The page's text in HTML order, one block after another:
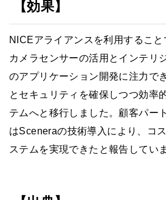
【効果】
NICEアライアンスを利用するこ
カメラセンサーの活用とインテリ
のアプリケーション開発に注力で
とセキュリティを確保しつつ効率
テムへと移行しました。顧客パー
はSceneraの技術導入により、コ
ステムを実現できたと報告してい